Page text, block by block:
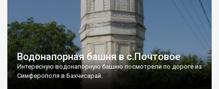
Водонапорная башня в с.Почтовое
Интересную водонапорную башню посмотрели по дороге из
Симферополя в Бахчисарай.